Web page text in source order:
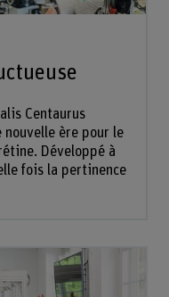
Centaurus
nouvelle ère pour le
Développé à
fois la pertinence